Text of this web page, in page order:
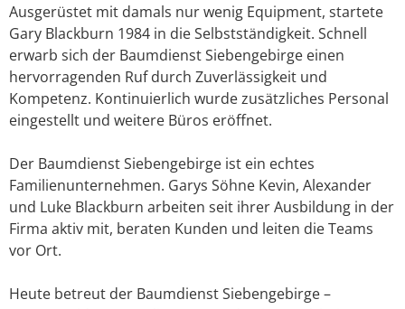
Ausgerüstet mit damals nur wenig Equipment, startete
Gary Blackburn 1984 in die Selbstständigkeit. Schnell
erwarb sich der Baumdienst Siebengebirge einen
hervorragenden Ruf durch Zuverlässigkeit und
Kompetenz. Kontinuierlich wurde zusätzliches Personal
eingestellt und weitere Büros eröffnet.
Der Baumdienst Siebengebirge ist ein echtes
Familienunternehmen. Garys Söhne Kevin, Alexander
und Luke Blackburn arbeiten seit ihrer Ausbildung in der
Firma aktiv mit, beraten Kunden und leiten die Teams
vor Ort.
Heute betreut der Baumdienst Siebengebirge –